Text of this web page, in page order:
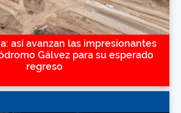
así avanzan las impresionantes
Gálvez para su esperado
regreso